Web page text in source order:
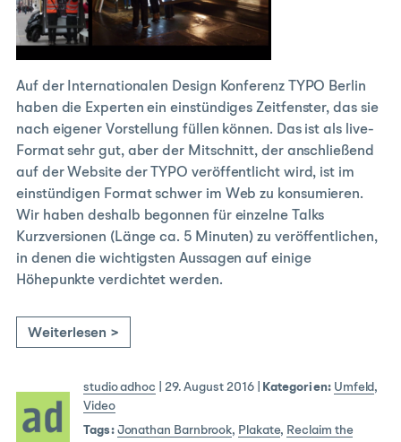
Auf der Internationalen Design Konferenz TYPO Berlin
haben die Experten ein einstündiges Zeitfenster, das sie
nach eigener Vorstellung füllen können. Das ist als live-
Format sehr gut, aber der Mitschnitt, der anschließend
auf der Website der TYPO veröffentlicht wird, ist im
einstündigen Format schwer im Web zu konsumieren.
Wir haben deshalb begonnen für einzelne Talks
Kurzversionen (Länge ca. 5 Minuten) zu veröffentlichen,
in denen die wichtigsten Aussagen auf einige
Höhepunkte verdichtet werden.
Weiterlesen >
studio adhoc 29. August 2016| Kategorien: Umfeld ,
Video
Tags: Jonathan Barnbrook, Plakate, Reclaim the